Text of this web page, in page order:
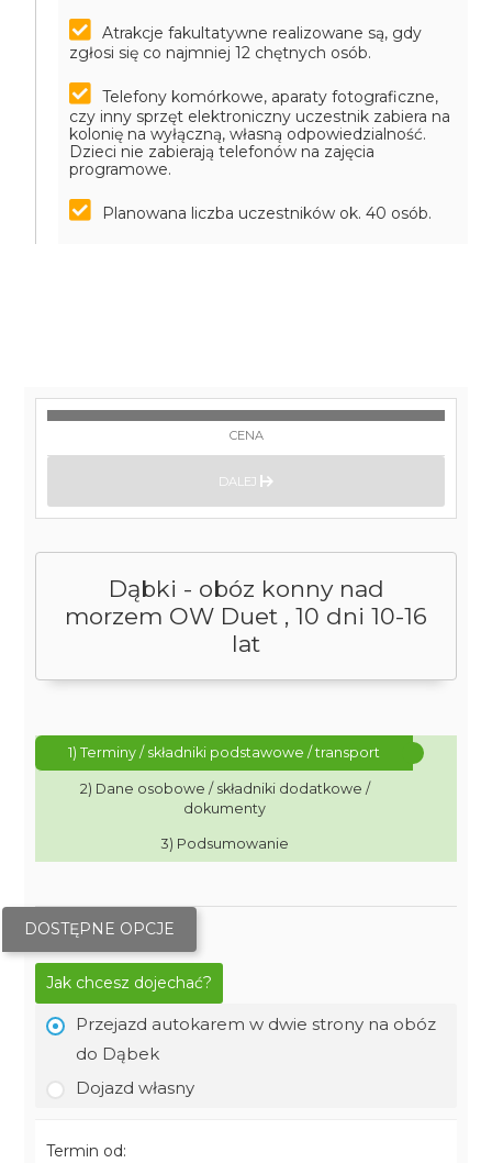
Atrakcje fakultatywne realizowane są, gdy
zgłosi się co najmniej 12 chętnych osób.
Telefony komórkowe, aparaty fotograficzne,
czy inny sprzęt elektroniczny uczestnik zabiera na
kolonię na wyłączną, własną odpowiedzialność.
Dzieci nie zabierają telefonów na zajęcia
programowe.
Planowana liczba uczestników ok. 40 osób.
Dąbki - obóz konny nad
morzem OW Duet , 10 dni 10-16
lat
1) Terminy / składniki podstawowe / transport
2) Dane osobowe / składniki dodatkowe /
dokumenty
3) Podsumowanie
DOSTĘPNE OPCJE
Jak chcesz dojechać?
Przejazd autokarem w dwie strony na obóz
do Dąbek
Dojazd własny
Termin od:
CENA
DALEJ